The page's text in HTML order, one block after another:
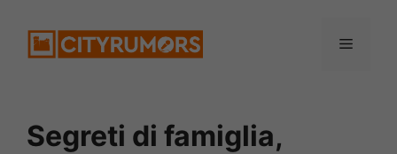
Menu
Segreti di famiglia,